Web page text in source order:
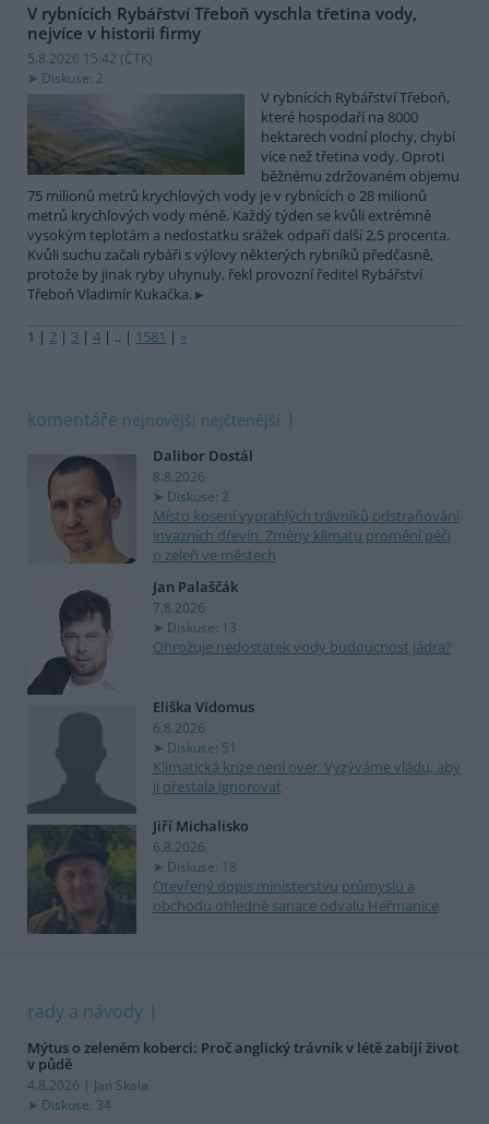
V rybnících Rybářství Třeboň vyschla třetina vody,
nejvíce v historii firmy
5.8.2026 15:42 (ČTK)
Diskuse: 2
V rybnících Rybářství Třeboň,
které hospodaří na 8000
hektarech vodní plochy, chybí
více než třetina vody. Oproti
běžnému zdržovaném objemu
75 milionů metrů krychlových vody je v rybnících o 28 milionů
metrů krychlových vody méně. Každý týden se kvůli extrémně
vysokým teplotám a nedostatku srážek odpaří další 2,5 procenta.
Kvůli suchu začali rybáři s výlovy některých rybníků předčasně,
protože by jinak ryby uhynuly, řekl provozní ředitel Rybářství
Třeboň Vladimír Kukačka.
1 | 2 | 3 | 4 | .. | 1581 | »
komentáře nejnovější nejčtenější
Dalibor Dostál
8.8.2026
Diskuse: 2
Místo kosení vyprahlých trávníků odstraňování
invazních dřevin. Změny klimatu promění péči
o zeleň ve městech
Jan Palaščák
7.8.2026
Diskuse: 13
Ohrožuje nedostatek vody budoucnost jádra?
Eliška Vidomus
6.8.2026
Diskuse: 51
Klimatická krize není over. Vyzýváme vládu, aby
ji přestala ignorovat
Jiří Michalisko
6.8.2026
Diskuse: 18
Otevřený dopis ministerstvu průmyslu a
obchodu ohledně sanace odvalu Heřmanice
rady a návody
Mýtus o zeleném koberci: Proč anglický trávník v létě zabíjí život
v půdě
4.8.2026 | Jan Skala
Diskuse: 34